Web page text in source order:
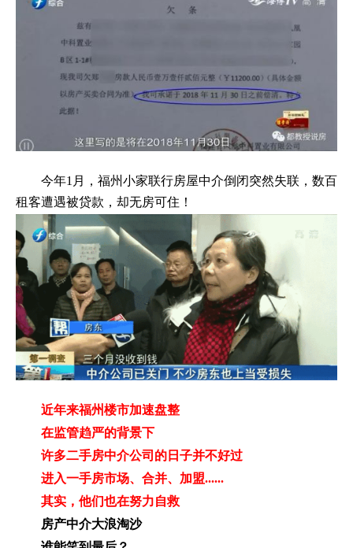
今年1月，福州小家联行房屋中介倒闭突然失联，数百
租客遭遇被贷款，却无房可住！
近年来福州楼市加速盘整
在监管趋严的背景下
许多二手房中介公司的日子并不好过
进入一手房市场、合并、加盟......
其实，他们也在努力自救
房产中介大浪淘沙